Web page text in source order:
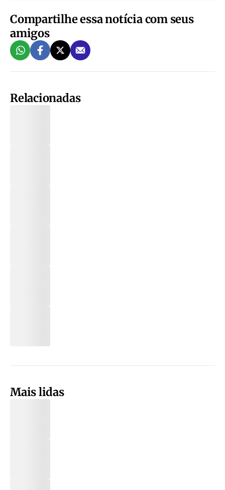
Compartilhe essa notícia com seus
amigos
Relacionadas
Mais lidas